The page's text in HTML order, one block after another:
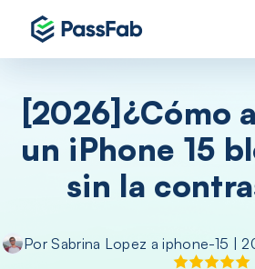
[2026]¿Cómo
un iPhone 15
sin la
PorSabrina Lopez aiphone-15 |